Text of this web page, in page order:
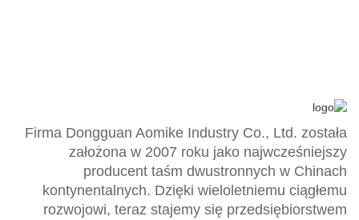
Firma Dongguan Aomike Industry Co., Ltd. została
założona w 2007 roku jako najwcześniejszy
producent taśm dwustronnych w Chinach
kontynentalnych. Dzięki wieloletniemu ciągłemu
rozwojowi, teraz stajemy się przedsiębiorstwem